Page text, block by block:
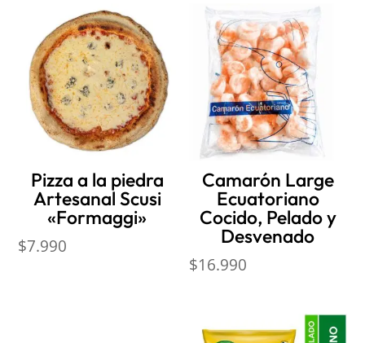
Pizza a la piedra
Artesanal Scusi
«Formaggi»
$7.990
Camarón Large
Ecuatoriano
Cocido, Pelado y
Desvenado
$16.990